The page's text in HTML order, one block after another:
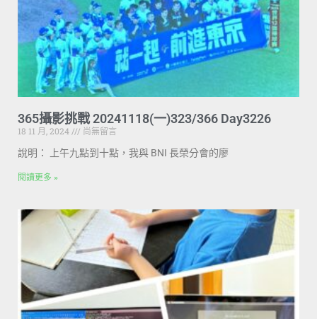
365攝影挑戰 20241118(一)323/366 Day3226
18 11 月, 2024
尚無留言
說明： 上午九點到十點，我與 BNI 長榮分會的廖
閱讀更多 »